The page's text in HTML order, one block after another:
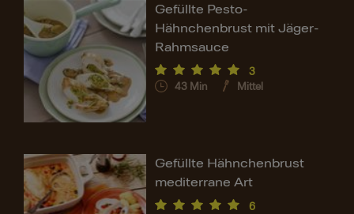
Gefüllte Pesto-
Hähnchenbrust mit Jäger-
Rahmsauce
3
43 Min Mittel
Gefüllte Hähnchenbrust
mediterrane Art
6